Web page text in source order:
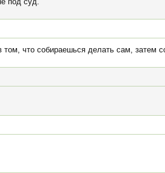
что собираешься делать сам, затем